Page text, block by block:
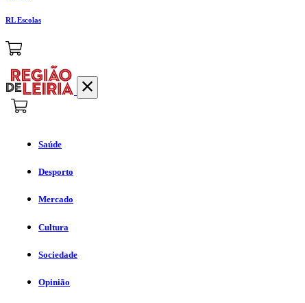
RL Escolas
Saúde
Desporto
Mercado
Cultura
Sociedade
Opinião